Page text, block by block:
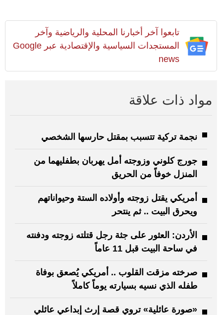
تابعوا آخر أخبارنا المحلية والرياضية وآخر
المستجدات السياسية والإقتصادية عبر Google
news
مواد ذات علاقة
نجمة تركية تتسبب بمقتل حارسها الشخصي
جورج كلوني وزوجته أمل يهربان بطفليهما من
المنزل خوفاً من الحريق
أمريكي يقتل زوجته وأولاده الستة وحيواناتهم
ويحرق البيت .. ثم ينتحر
الأردن: العثور على جثة رجل قتلته زوجته ودفنته
في ساحة البيت قبل 11 عاماً
صرخته مزقت القلوب .. أمريكي يُصعق بوفاة
طفله الذي نسيه بسيارته يوماً كاملاً
«صورة عائلية» تروي قصة إرث إبداعي عائلي